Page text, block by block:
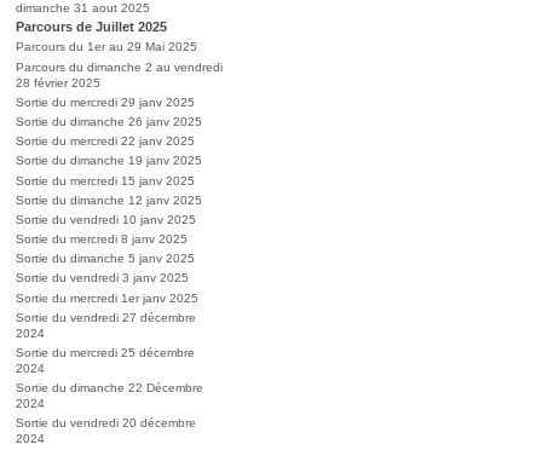
dimanche 31 aout 2025
Parcours de Juillet 2025
Parcours du 1er au 29 Mai 2025
Parcours du dimanche 2 au vendredi
28 février 2025
Sortie du mercredi 29 janv 2025
Sortie du dimanche 26 janv 2025
Sortie du mercredi 22 janv 2025
Sortie du dimanche 19 janv 2025
Sortie du mercredi 15 janv 2025
Sortie du dimanche 12 janv 2025
Sortie du vendredi 10 janv 2025
Sortie du mercredi 8 janv 2025
Sortie du dimanche 5 janv 2025
Sortie du vendredi 3 janv 2025
Sortie du mercredi 1er janv 2025
Sortie du vendredi 27 décembre
2024
Sortie du mercredi 25 décembre
2024
Sortie du dimanche 22 Décembre
2024
Sortie du vendredi 20 décembre
2024